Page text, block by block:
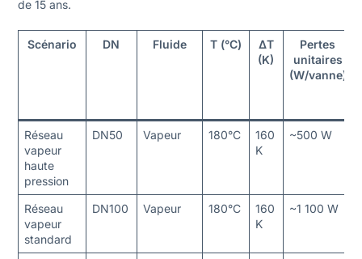
de 15 ans.
Scénario DN Fluide T (°C)
ΔT
(K)
Pertes
unitaires
(W/vanne)
Réseau
vapeur
haute
pression
DN50 Vapeur 180°C
160
K
~500 W
Réseau
vapeur
standard
DN100 Vapeur 180°C
160
K
~1 100 W